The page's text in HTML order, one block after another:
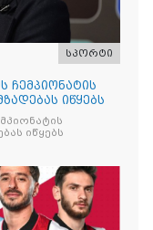
სპორტი
ჩემპიონატის
იწყებს
იწყებს